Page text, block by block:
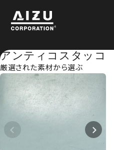
アンティコスタッコ
厳選された素材から選ぶ